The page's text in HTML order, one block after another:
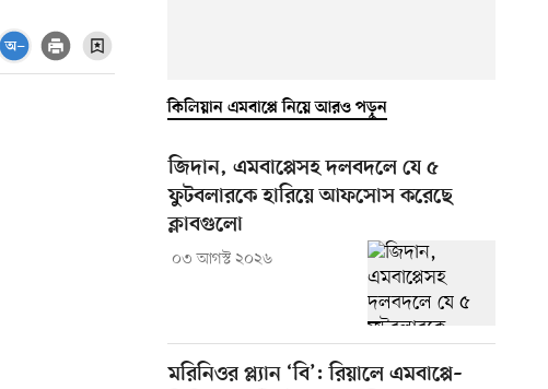
কিলিয়ান এমবাপ্পে নিয়ে আরও পড়ুন
জিদান, এমবাপ্পেসহ দলবদলে যে ৫
ফুটবলারকে হারিয়ে আফসোস করেছে
ক্লাবগুলো
০৩ আগস্ট ২০২৬
মরিনিওর প্ল্যান ‘বি’: রিয়ালে এমবাপ্পে–